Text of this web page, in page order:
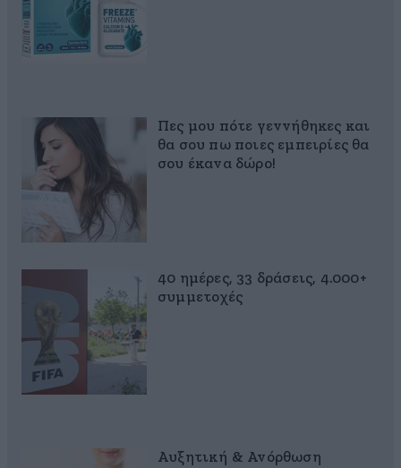
Πες μου πότε γεννήθηκες και
θα σου πω ποιες εμπειρίες θα
σου έκανα δώρο!
40 ημέρες, 33 δράσεις, 4.000+
συμμετοχές
Αυξητική & Ανόρθωση